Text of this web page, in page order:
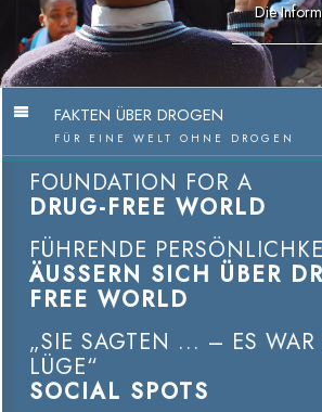
Die
FAKTEN ÜBER DROGEN
FÜR EINE WELT OHNE DROGEN
FOUNDATION FOR A
DRUG-FREE WORLD
FÜHRENDE
ÄUSSERN SICH ÜBER
FREE WORLD
„SIE SAGTEN ... – ES WAR
LÜGE“
SOCIAL SPOTS